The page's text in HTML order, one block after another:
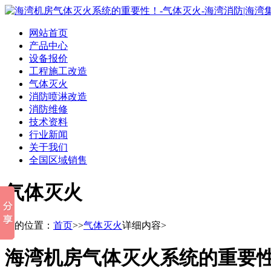
网站首页
产品中心
设备报价
工程施工改造
气体灭火
消防喷淋改造
消防维修
技术资料
行业新闻
关于我们
全国区域销售
气体灭火
您的位置： 首页>>气体灭火详细内容>
海湾机房气体灭火系统的重要